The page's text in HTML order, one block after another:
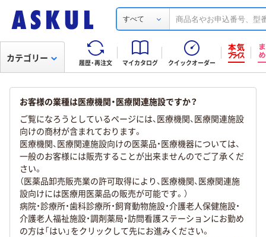
すべて
履歴・再注文 マイカタログ クイックオーダー
カテゴリー
お客様の業種は医療機関・医療関連施設ですか？
ご覧になろうとしているページには、医療機関、医療関連施設
向けの商材が含まれております。
医療機関、医療関連施設向けの医薬品・医療機器については、
一般のお客様には販売することが出来ませんのでご了承くだ
さい。
（医薬品卸売販売業の許可取得により、医療機関、医療関連施
設向けには医療用医薬品の販売が可能です。）
病院・診療所・歯科診療所・飼育動物施設・介護老人保健施設・
介護老人福祉施設・調剤薬局・訪問看護ステーションにお勤め
の方は「はい」をクリックして先にお進みください。